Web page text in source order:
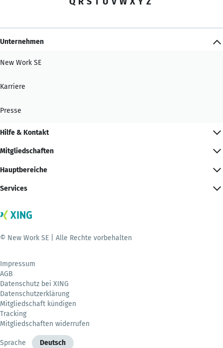
Unternehmen
New Work SE
Karriere
Presse
Hilfe & Kontakt
Mitgliedschaften
Hauptbereiche
Services
© New Work SE | Alle Rechte vorbehalten
Impressum
AGB
Datenschutz bei XING
Datenschutzerklärung
Mitgliedschaft kündigen
Tracking
Mitgliedschaften widerrufen
Sprache Deutsch